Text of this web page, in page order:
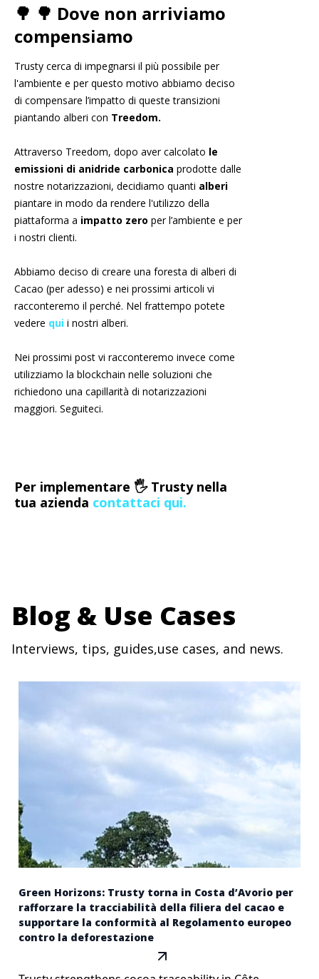
🌳 🌳 Dove non arriviamo
compensiamo
Trusty cerca di impegnarsi il più possibile per
l'ambiente e per questo motivo abbiamo deciso
di compensare l’impatto di queste transizioni
piantando alberi con Treedom.
Attraverso Treedom, dopo aver calcolato le
emissioni di anidride carbonica prodotte dalle
nostre notarizzazioni, decidiamo quanti alberi
piantare in modo da rendere l'utilizzo della
piattaforma a impatto zero per l’ambiente e per
i nostri clienti.
Abbiamo deciso di creare una foresta di alberi di
Cacao (per adesso) e nei prossimi articoli vi
racconteremo il perché. Nel frattempo potete
vedere qui i nostri alberi.
Nei prossimi post vi racconteremo invece come
utilizziamo la blockchain nelle soluzioni che
richiedono una capillarità di notarizzazioni
maggiori. Seguiteci.
Per implementare 🖐 Trusty nella
tua azienda contattaci qui.
Blog & Use Cases
Interviews, tips, guides,use cases, and news.
Green Horizons: Trusty torna in Costa d’Avorio per
rafforzare la tracciabilità della filiera del cacao e
supportare la conformità al Regolamento europeo
contro la deforestazione